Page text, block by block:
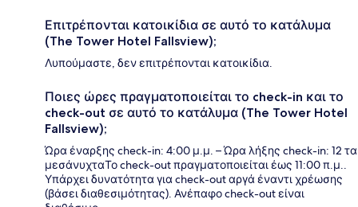
Επιτρέπονται κατοικίδια σε αυτό το κατάλυμα
(The Tower Hotel Fallsview);
Λυπούμαστε, δεν επιτρέπονται κατοικίδια.
Ποιες ώρες πραγματοποιείται το check-in και το
check-out σε αυτό το κατάλυμα (The Tower Hotel
Fallsview);
Ώρα έναρξης check-in: 4:00 μ.μ. – Ώρα λήξης check-in: 12 τα
μεσάνυχταΤο check-out πραγματοποιείται έως 11:00 π.μ..
Υπάρχει δυνατότητα για check-out αργά έναντι χρέωσης
(βάσει διαθεσιμότητας). Ανέπαφο check-out είναι